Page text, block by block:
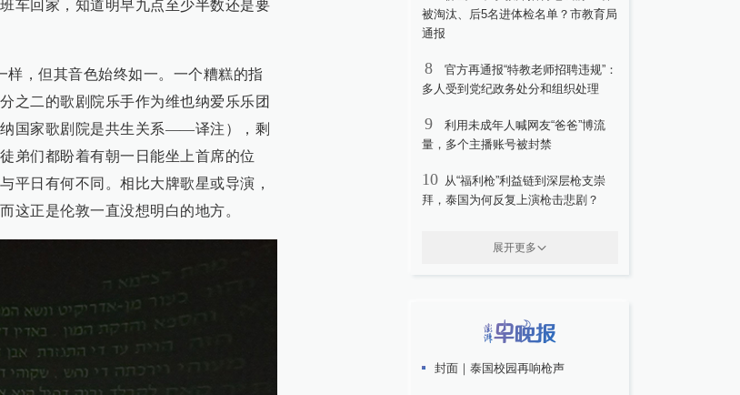
车回家，知道明早九点至少半数还是要
样，但其音色始终如一。一个糟糕的指
之二的歌剧院乐手作为维也纳爱乐乐团
国家歌剧院是共生关系——译注），剩
弟们都盼着有朝一日能坐上首席的位
平日有何不同。相比大牌歌星或导演，
这正是伦敦一直没想明白的地方。
被淘汰、后5名进体检名单？市教育局
通报
8
官方再通报“特教老师招聘违规”：
多人受到党纪政务处分和组织处理
9
利用未成年人喊网友“爸爸”博流
量，多个主播账号被封禁
10 从“福利枪”利益链到深层枪支崇
拜，泰国为何反复上演枪击悲剧？
展开更多
封面｜泰国校园再响枪声